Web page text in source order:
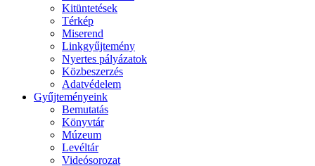
Kitüntetések
Térkép
Miserend
Linkgyűjtemény
Nyertes pályázatok
Közbeszerzés
Adatvédelem
Gyűjteményeink
Bemutatás
Könyvtár
Múzeum
Levéltár
Videósorozat